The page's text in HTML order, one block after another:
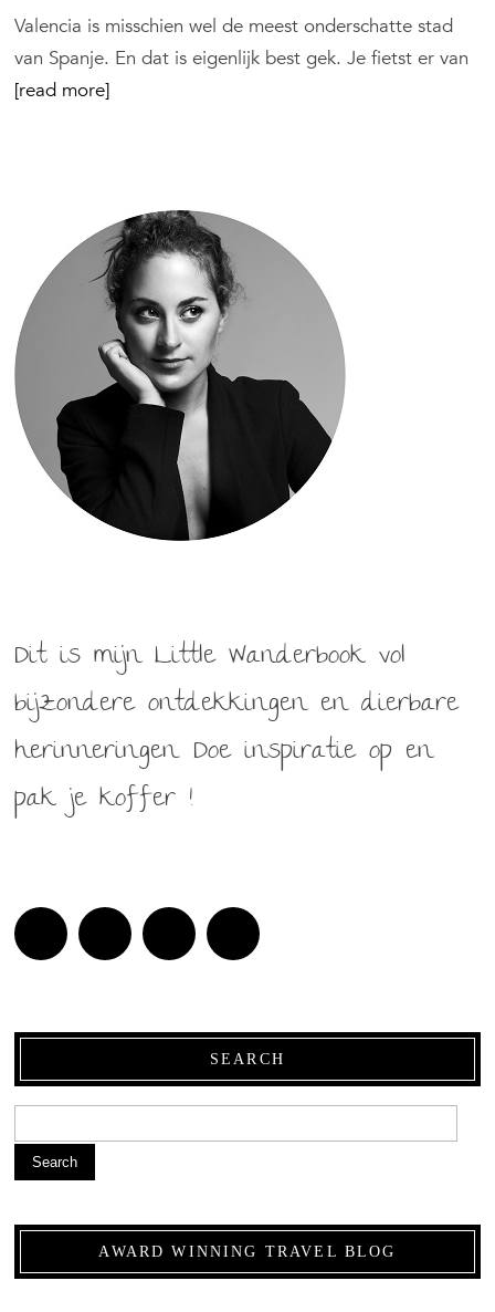
Valencia is misschien wel de meest onderschatte stad
van Spanje. En dat is eigenlijk best gek. Je fietst er van
[read more]
Dit is mijn Little Wanderbook vol
bijzondere ontdekkingen en dierbare
herinneringen. Doe inspiratie op en
pak je koffer !
SEARCH
Search
AWARD WINNING TRAVEL BLOG